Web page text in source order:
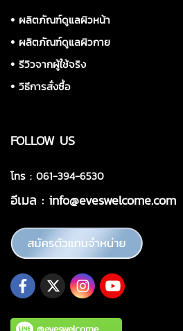
• ผลิตภัณฑ์ดูแลผิวหน้า
• ผลิตภัณฑ์ดูแลผิวกาย
• รีวิวจากผู้ใช้จริง
• วิธีการสั่งซื้อ
FOLLOW US
โทร : 061-394-6530
อีเมล : info@eveswelcome.com